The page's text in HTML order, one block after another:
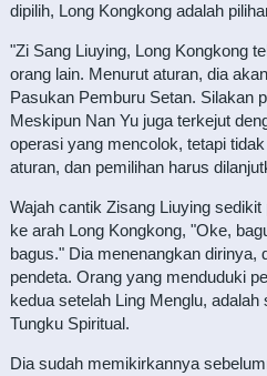
dipilih, Long Kongkong adalah
"Zi Sang Liuying, Long Kongkong
orang lain. Menurut aturan, dia
Pasukan Pemburu Setan. Silakan
Meskipun Nan Yu juga terkejut
operasi yang mencolok, tetapi
aturan, dan pemilihan harus
Wajah cantik Zisang Liuying
ke arah Long Kongkong, "Oke,
bagus." Dia menenangkan dirinya,
pendeta. Orang yang menduduki
kedua setelah Ling Menglu,
Tungku Spiritual.
Dia sudah memikirkannya